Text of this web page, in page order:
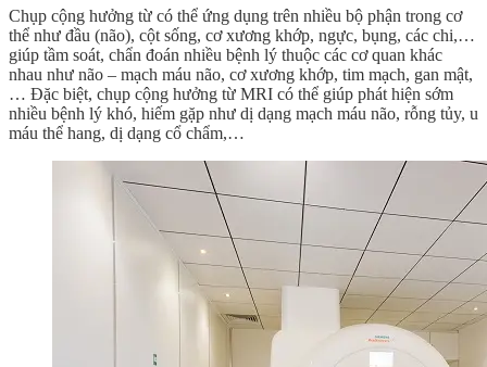
Chụp cộng hưởng từ có thể ứng dụng trên nhiều bộ phận trong cơ
thể như đầu (não), cột sống, cơ xương khớp, ngực, bụng, các chi,…
giúp tầm soát, chẩn đoán nhiều bệnh lý thuộc các cơ quan khác
nhau như não – mạch máu não, cơ xương khớp, tim mạch, gan mật,
… Đặc biệt, chụp cộng hưởng từ MRI có thể giúp phát hiện sớm
nhiều bệnh lý khó, hiếm gặp như dị dạng mạch máu não, rỗng tủy, u
máu thể hang, dị dạng cổ chẩm,…